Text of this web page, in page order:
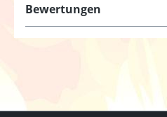
Bewertungen